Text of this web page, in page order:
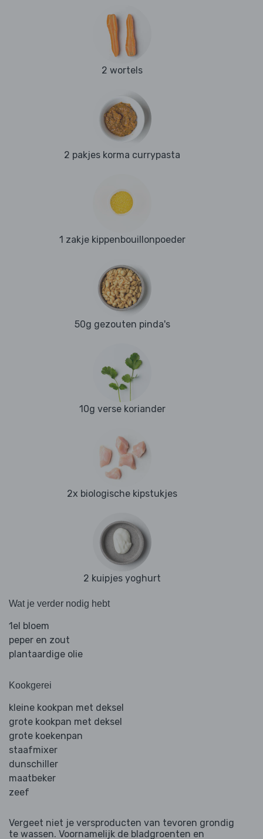
2 wortels
2 pakjes korma currypasta
1 zakje kippenbouillonpoeder
50g gezouten pinda's
10g verse koriander
2x biologische kipstukjes
2 kuipjes yoghurt
Wat je verder nodig hebt
1el bloem
peper en zout
plantaardige olie
Kookgerei
kleine kookpan met deksel
grote kookpan met deksel
grote koekenpan
staafmixer
dunschiller
maatbeker
zeef
Vergeet niet je versproducten van tevoren grondig
te wassen. Voornamelijk de bladgroenten en